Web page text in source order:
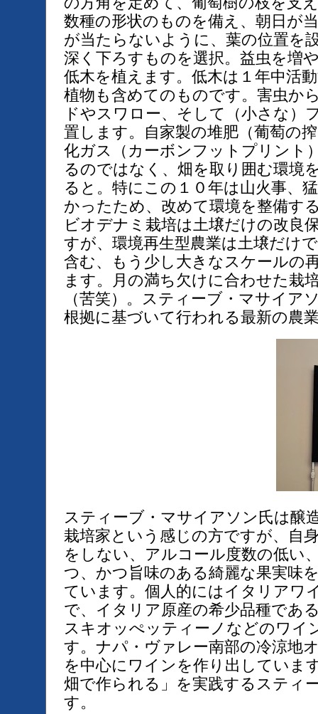
数種の形状のものを備え、朝日が
が当たらないように、葉の位置を
深く下ろすものを選択。益虫を増
低木を植えます。低木は１年中活
植物も含めてのものです。害虫か
ドやスワロー、そして（小さな）
置します。自家製の堆肥（葡萄の
化ガス（カーボンフットプリント
るのではなく、畑を取り囲む環境
ると。特にこの１０年は山火事、
かったため、改めて環境を整備す
ビオデナミ栽培は土壌だけの改良
すが、環境再生型農業は土壌だけ
含む、もう少し大きなスケールの
ます。月の満ち欠けに合わせた栽
（苦笑）。スティーブ・マサイア
根拠に基づいて行われる最新の農
スティーブ・マサイアソン氏は醸
栽培家という感じの方ですが、自
をしない、アルコール度数の低い
つ、かつ旨味のある綺麗な果実味
ています。個人的にはイタリアワ
で、イタリア原産の希少品種であ
スキオッぺッティーノなどのワイ
す。ナパ・ヴァレー南部の冷涼地
を中心にワインを作り出していま
畑で作られる」を実践するスティ
す。